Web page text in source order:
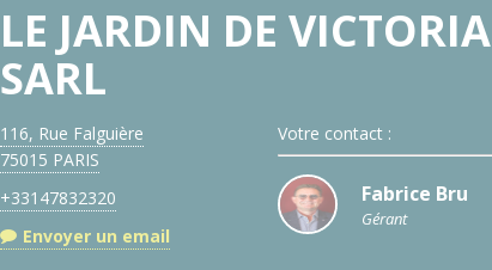
LE JARDIN DE VICTORIA
SARL
116, Rue Falguière
75015 PARIS
+33147832320
Envoyer un email
Votre contact :
Fabrice Bru
Gérant